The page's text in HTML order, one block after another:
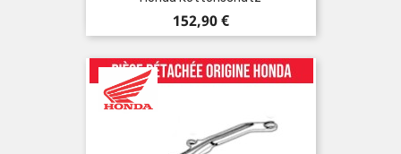
Preis
152,90 €